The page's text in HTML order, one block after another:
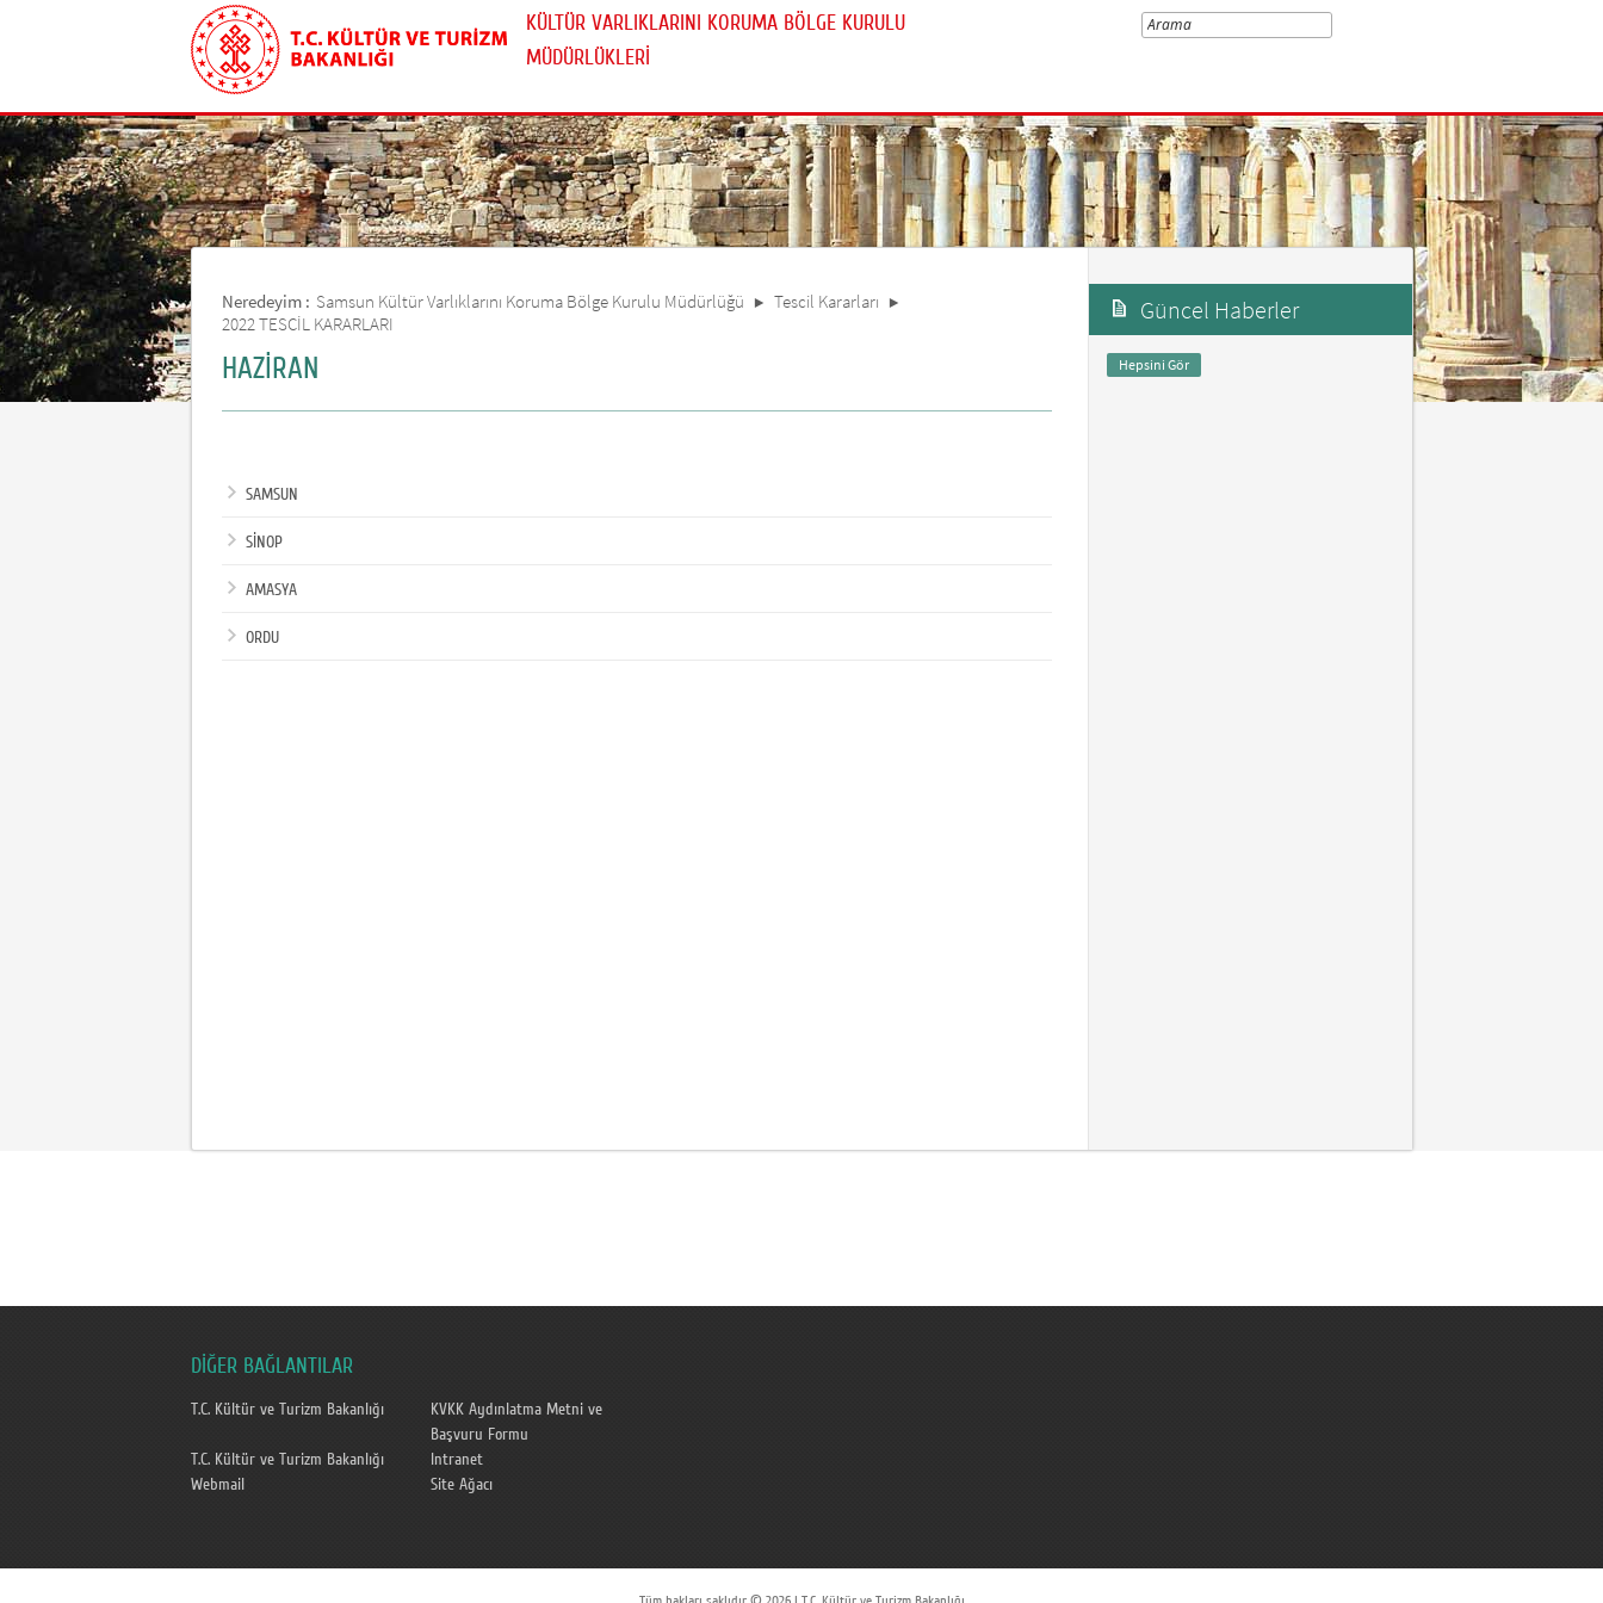
KÜLTÜR VARLIKLARINI KORUMA BÖLGE KURULU
MÜDÜRLÜKLERİ
Neredeyim : Samsun Kültür Varlıklarını Koruma Bölge Kurulu Müdürlüğü
Tescil Kararları
2022 TESCİL KARARLARI
HAZİRAN
SAMSUN
SİNOP
AMASYA
ORDU
Güncel Haberler
Hepsini Gör
DİĞER BAĞLANTILAR
T.C. Kültür ve Turizm Bakanlığı
KVKK Aydınlatma Metni ve
Başvuru Formu
T.C. Kültür ve Turizm Bakanlığı
Intranet
Webmail
Site Ağacı